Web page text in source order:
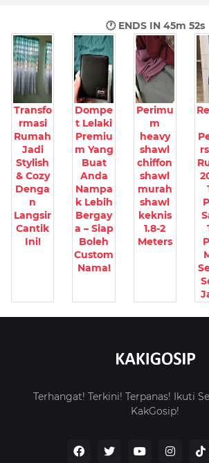
🕐 ENDS IN 45m 50s
Transfo
rmasi
Rumah
Jadi
Stylish
& Cozy
Denga
n
Langsir
Cantik
Ini!
Dompe
t Lelaki
Premiu
m Yang
Buat
Anda
Nampa
k Lebih
Bergay
a – Siap
Boleh
Custom
Nama!
Perimu
m
heavy
shawl
chiffon
shawl
murah
shawl
keknis
1.8-2
Meters
Terhangat! Terkini! Terpanas! Ikuti
KakGosip!